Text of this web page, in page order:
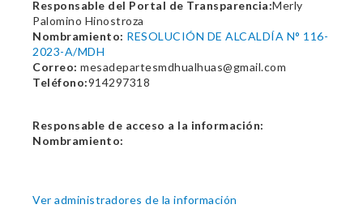
Responsable del Portal de Transparencia:Merly
Palomino Hinostroza
Nombramiento: RESOLUCIÓN DE ALCALDÍA N° 116-
2023-A/MDH
Correo: mesadepartesmdhualhuas@gmail.com
Teléfono:914297318
Responsable de acceso a la información:
Nombramiento:
Ver administradores de la información